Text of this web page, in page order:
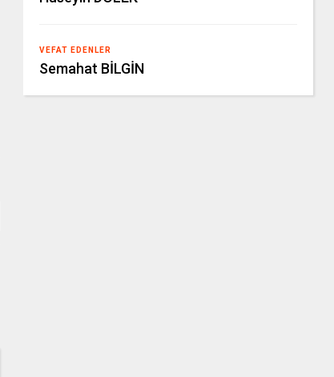
VEFAT EDENLER
Semahat BİLGİN